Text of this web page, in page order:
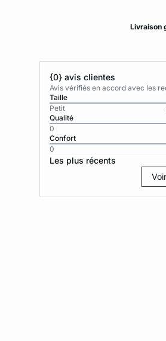
Livraison
{0} avis clientes
Avis vérifiés en accord avec les
Taille
Petit
Qualité
0
Confort
0
Les plus récents